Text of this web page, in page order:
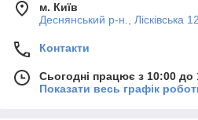
м. Київ
Деснянський р-н., Лісківська
Контакти
Сьогодні працює з 10:00 до
Показати весь графік